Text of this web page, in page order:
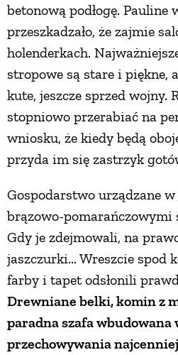
betonową podłogę. Pauline
przeszkadzało, że zajmie
holenderkach.
stropowe są stare i piękne,
kute, jeszcze sprzed wojny.
stopniowo przerabiać na
wniosku, że kiedy będą
przyda im się zastrzyk
Gospodarstwo urządzane
brązowo-pomarańczowymi
Gdy je zdejmowali, na
jaszczurki... Wreszcie spod
farby i tapet odsłonili
Drewniane belki, komin z
paradna szafa wbudowana
przechowywania